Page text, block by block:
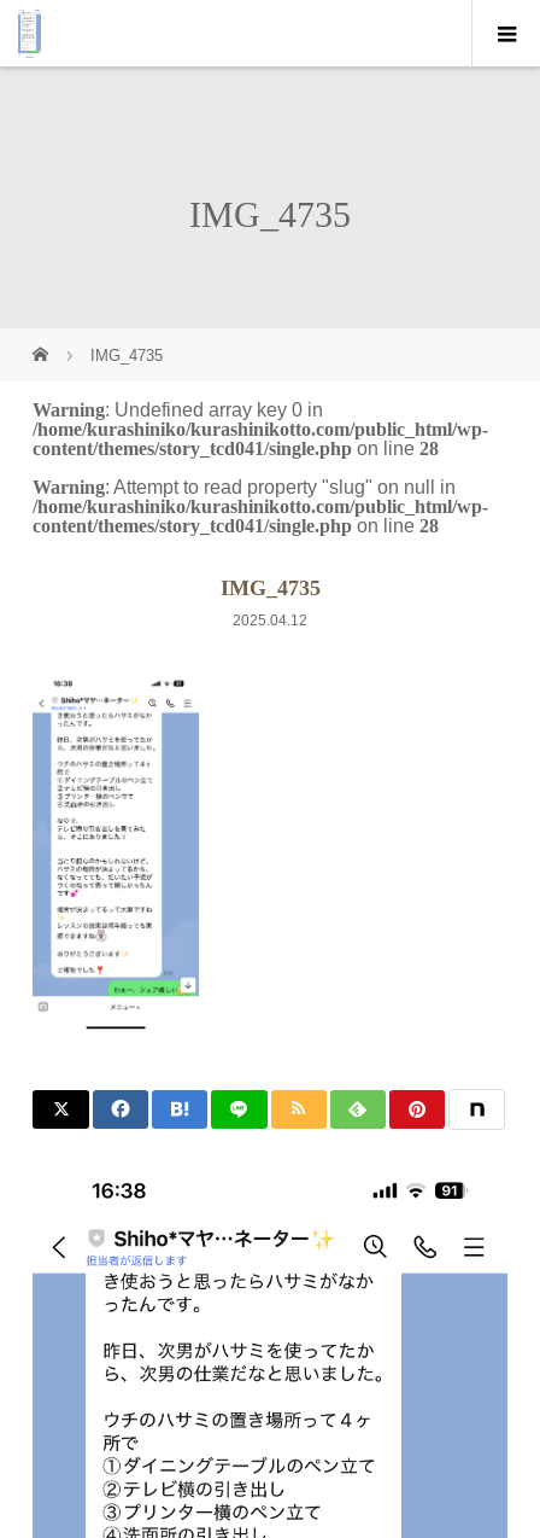
IMG_4735
IMG_4735
Warning: Undefined array key 0 in
/home/kurashiniko/kurashinikotto.com/public_html/wp-
content/themes/story_tcd041/single.php on line28
Warning: Attempt to read property "slug" on null in
/home/kurashiniko/kurashinikotto.com/public_html/wp-
content/themes/story_tcd041/single.php on line28
IMG_4735
2025.04.12